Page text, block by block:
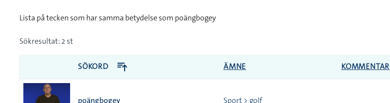
Lista på tecken som har samma betydelse som poängbogey
Sökresultat: 2 st
SÖKORD ÄMNE KOMMENTAR
poängbogey Sport > golf